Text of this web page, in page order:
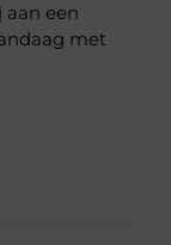
aan een
met